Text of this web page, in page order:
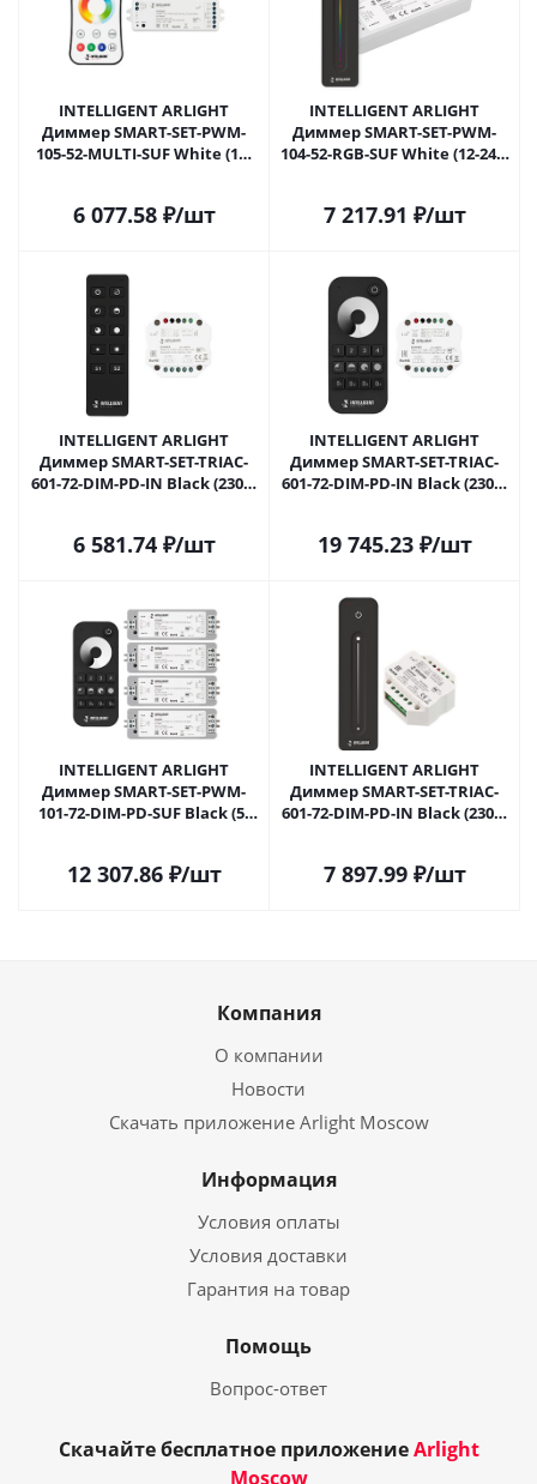
INTELLIGENT ARLIGHT
Диммер SMART-SET-PWM-
105-52-MULTI-SUF White (12-
036188 в Москве
6 077.58₽/шт
INTELLIGENT ARLIGHT
Диммер SMART-SET-PWM-
104-52-RGB-SUF White (12-24V,
Москве
7 217.91 ₽/шт
INTELLIGENT ARLIGHT
Диммер SMART-SET-TRIAC-
601-72-DIM-PD-IN Black (230V,
Москве
6 581.74₽/шт
INTELLIGENT ARLIGHT
Диммер SMART-SET-TRIAC-
601-72-DIM-PD-IN Black (230V,
036199 в Москве
19 745.23₽/шт
INTELLIGENT ARLIGHT
Диммер SMART-SET-PWM-
101-72-DIM-PD-SUF Black (5-
036201 в Москве
12 307.86₽/шт
INTELLIGENT ARLIGHT
Диммер SMART-SET-TRIAC-
601-72-DIM-PD-IN Black (230V,
Москве
7 897.99₽/шт
Компания
О компании
Новости
Скачать приложение Arlight Moscow
Информация
Условия оплаты
Условия доставки
Гарантия на товар
Помощь
Вопрос-ответ
Скачайте бесплатное приложениеArlight
Moscow